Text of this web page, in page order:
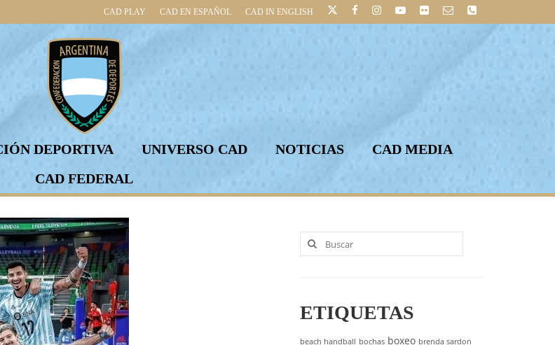
CAD PLAY CAD EN ESPAÑOL CAD IN ENGLISH
DEPORTIVA UNIVERSO CAD NOTICIAS
CAD MEDIA
CAD FEDERAL
Buscar
por:
ETIQUETAS
beach handball bochas boxeo brenda sardon